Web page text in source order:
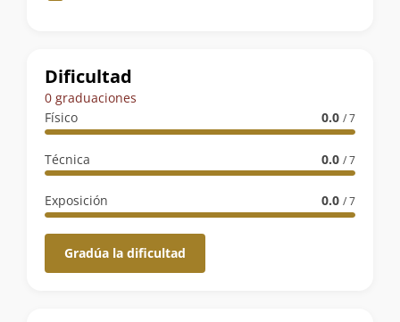
de
ruta
Dificultad
0 graduaciones
Físico
0.0 / 7
Técnica 0.0 / 7
Exposición 0.0 / 7
Gradúa la dificultad